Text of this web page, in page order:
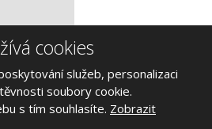
vytvořila eBRÁNA s.r.o.
VYROBILA
cookies
služeb, personalizaci
soubory cookie.
s tím souhlasíte. Zobrazit